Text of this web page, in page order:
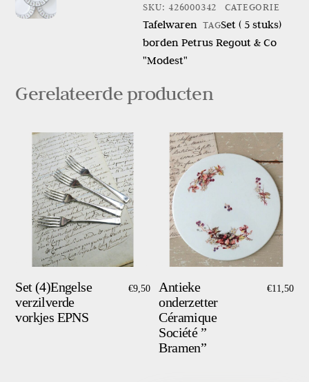
stuks)
borden
Petrus
Regout
Co
aantal
SKU: 426000342 CATEGORIE
Tafelwaren TAGSet ( 5 stuks)
borden Petrus Regout & Co
"Modest"
Gerelateerde producten
Set (4)Engelse
verzilverde
vorkjes EPNS
€9,50
Antieke
onderzetter
Céramique
Société ”
Bramen”
€11,50